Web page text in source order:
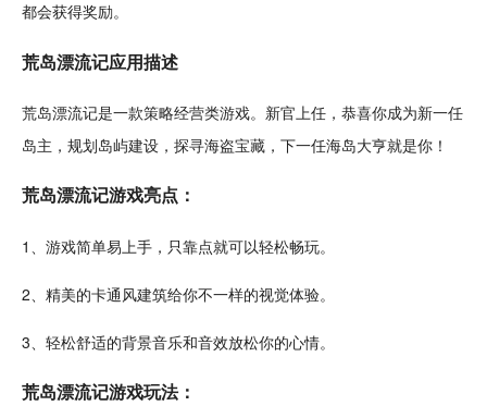
都会获得奖励。
荒岛漂流记应用描述
荒岛漂流记是一款策略经营类游戏。新官上任，恭喜你成为新一任
岛主，规划岛屿建设 ，探寻海盗宝藏，下一任海岛大亨就是你！
荒岛漂流记游戏亮点：
1、游戏简单易上手，只靠点就可以轻松畅玩。
2、 精美的卡通 风建筑给你不一样的视觉体验。
3、轻松舒适的背景音乐和音效放松你的心情。
荒岛漂流记游戏玩法：